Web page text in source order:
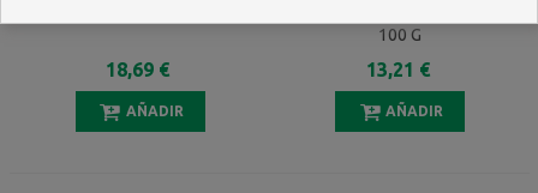
18,69 €
AÑADIR
100 G
13,21 €
AÑADIR